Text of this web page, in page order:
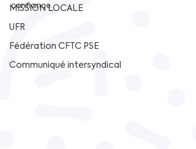
MISSION LOCALE
UFR
Fédération CFTC PSE
Communiqué intersyndical
confiance.